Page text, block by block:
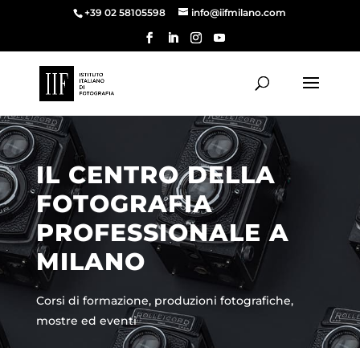
+39 02 58105598 info@iifmilano.com
IL CENTRO DELLA
FOTOGRAFIA
PROFESSIONALE A
MILANO
Corsi di formazione, produzioni fotografiche,
mostre ed eventi